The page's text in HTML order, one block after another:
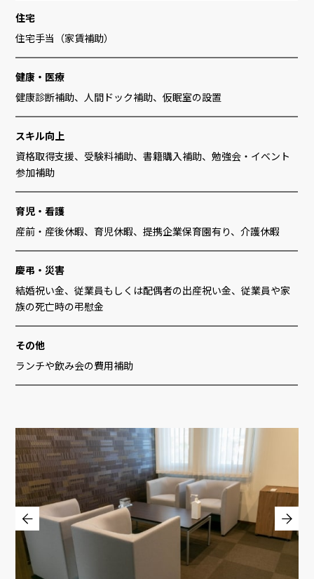
住宅
住宅手当（家賃補助）
健康・医療
健康診断補助、人間ドック補助、仮眠室の設置
スキル向上
資格取得支援、受験料補助、書籍購入補助、勉強会・イベント
参加補助
育児・看護
産前・産後休暇、育児休暇、提携企業保育園有り、介護休暇
慶弔・災害
結婚祝い金、従業員もしくは配偶者の出産祝い金、従業員や家
族の死亡時の弔慰金
その他
ランチや飲み会の費用補助